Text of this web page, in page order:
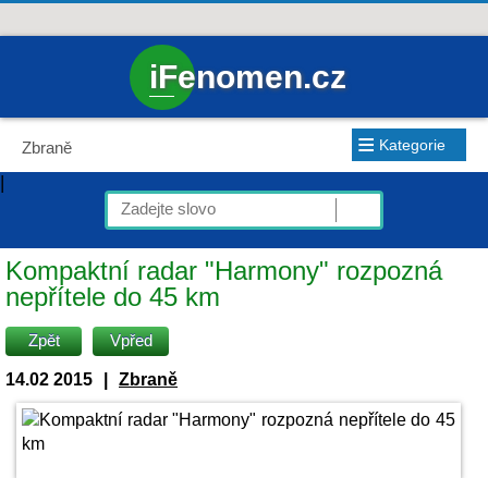
iFenomen.cz
Zbraně ≡ Kategorie
|
Kompaktní radar "Harmony" rozpozná
nepřítele do 45 km
Zpět Vpřed
14.02 2015 Zbraně